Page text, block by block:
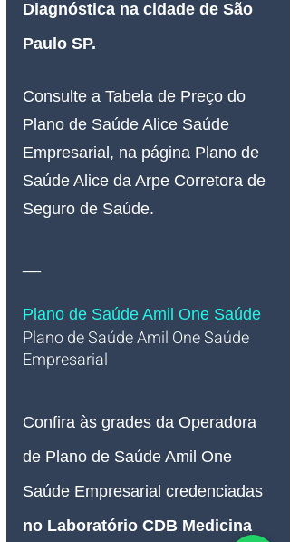
Diagnóstica na cidade de São
Paulo SP.
Consulte a Tabela de Preço do
Plano de Saúde Alice Saúde
Empresarial, na página Plano de
Saúde Alice da Arpe Corretora de
Seguro de Saúde.
Plano de Saúde Amil One Saúde
Plano de Saúde Amil One Saúde
Empresarial
Confira às grades da Operadora
de Plano de Saúde Amil One
Saúde Empresarial credenciadas
no Laboratório CDB Medicina